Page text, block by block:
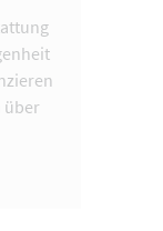
über